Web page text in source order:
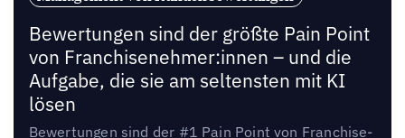
Bewertungen sind der größte Pain Point
von Franchisenehmer:innen – und die
Aufgabe, die sie am seltensten mit KI
lösen
Bewertungen sind der #1 Pain Point von Franchise-